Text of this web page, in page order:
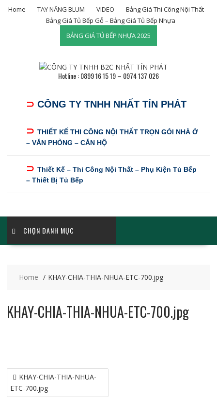
Home TAY NÂNG BLUM VIDEO
Bảng Giá Thi Công Nội Thất
Bảng Giá Tủ Bếp Gỗ – Bảng Giá Tủ Bếp Nhựa
BẢNG GIÁ TỦ BẾP NHỰA 2025
Hotline : 0899 16 15 19 – 0974 137 026
⊃ CÔNG TY TNHH NHẤT TÍN PHÁT
⊃ THIẾT KẾ THI CÔNG NỘI THẤT TRỌN GÓI NHÀ Ở
– VĂN PHÒNG – CĂN HỘ
⊃ Thiết Kế – Thi Công Nội Thất – Phụ Kiện Tủ Bếp
– Thiết Bị Tủ Bếp
CHỌN DANH MỤC
Home KHAY-CHIA-THIA-NHUA-ETC-700.jpg
KHAY-CHIA-THIA-NHUA-ETC-700.jpg
Điều
hướng
bài
KHAY-CHIA-THIA-NHUA-
ETC-700.jpg